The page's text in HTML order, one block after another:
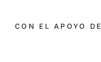
CON EL APOYO DE